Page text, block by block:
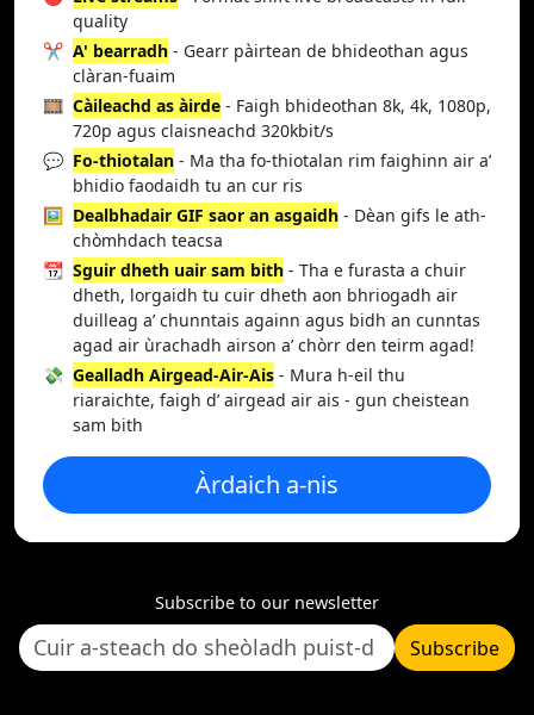
quality
✂️ A' bearradh - Gearr pàirtean de bhideothan agus
clàran-fuaim
🎞️ Càileachd as àirde - Faigh bhideothan 8k, 4k, 1080p,
720p agus claisneachd 320kbit/s
💬 Fo-thiotalan - Ma tha fo-thiotalan rim faighinn air a’
bhidio faodaidh tu an cur ris
🖼️ Dealbhadair GIF saor an asgaidh - Dèan gifs le ath-
chòmhdach teacsa
📆 Sguir dheth uair sam bith - Tha e furasta a chuir
dheth, lorgaidh tu cuir dheth aon bhriogadh air
duilleag a’ chunntais againn agus bidh an cunntas
agad air ùrachadh airson a’ chòrr den teirm agad!
💸 Gealladh Airgead-Air-Ais - Mura h-eil thu
riaraichte, faigh d’ airgead air ais - gun cheistean
sam bith
Àrdaich a-nis
Subscribe to our newsletter
Subscribe